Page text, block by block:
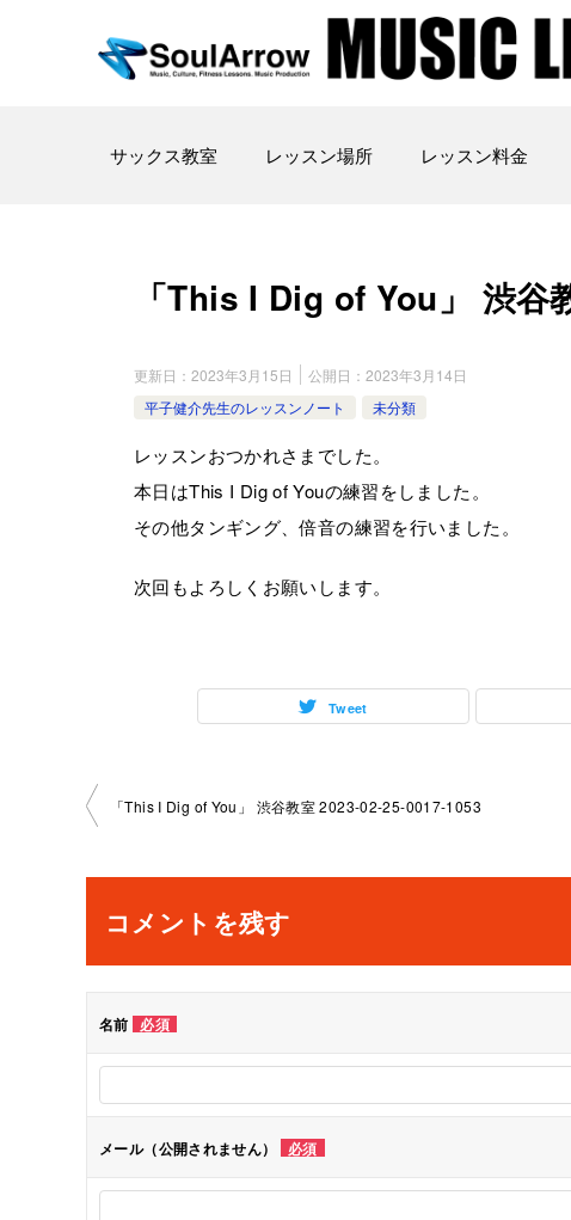
サックス教室 レッスン場所 レッスン料金
「This I Dig of You」 渋
更新日： 2023年3月15日 公開日： 2023年3月14日
平子健介先生のレッスンノート
未分類
レッスンおつかれさまでした。
本日はThis I Dig of Youの練習をしました。
その他タンギング、倍音の練習を行いました。
次回もよろしくお願いします。
Tweet
投
ナ
ビ
ゲ
ー
シ
ョ
「This I Dig of You」 渋谷教室 2023-02-25-0017-1053
コメントを残す
名前 必須
メール（公開されません） 必須